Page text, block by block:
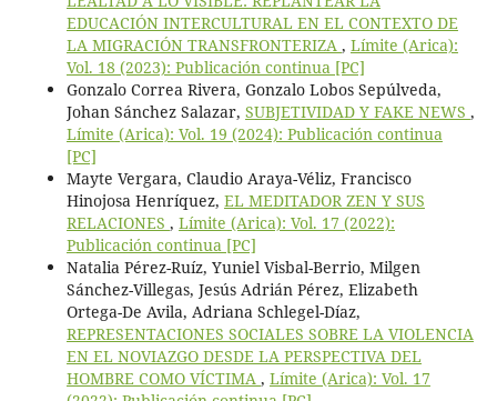
EDUCACIÓN INTERCULTURAL EN EL CONTEXTO DE
LA MIGRACIÓN TRANSFRONTERIZA , Límite (Arica):
Vol. 18 (2023): Publicación continua [PC]
Gonzalo Correa Rivera, Gonzalo Lobos Sepúlveda,
Johan Sánchez Salazar, SUBJETIVIDAD Y FAKE NEWS ,
Límite (Arica): Vol. 19 (2024): Publicación continua
[PC]
Mayte Vergara, Claudio Araya-Véliz, Francisco
Hinojosa Henríquez, EL MEDITADOR ZEN Y SUS
RELACIONES , Límite (Arica): Vol. 17 (2022):
Publicación continua [PC]
Natalia Pérez-Ruíz, Yuniel Visbal-Berrio, Milgen
Sánchez-Villegas, Jesús Adrián Pérez, Elizabeth
Ortega-De Avila, Adriana Schlegel-Díaz,
REPRESENTACIONES SOCIALES SOBRE LA VIOLENCIA
EN EL NOVIAZGO DESDE LA PERSPECTIVA DEL
HOMBRE COMO VÍCTIMA , Límite (Arica): Vol. 17